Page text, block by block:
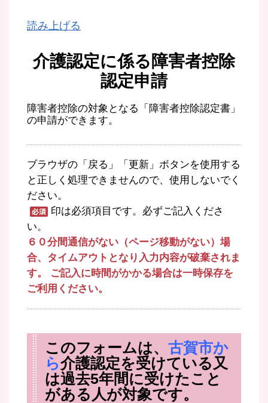
読み上げる
介護認定に係る障害者控除
認定申請
障害者控除の対象となる「障害者控除認定書」
の申請ができます。
ブラウザの「戻る」「更新」ボタンを使用する
と正しく処理できませんので、使用しないでく
ださい。
印は必須項目です。必ずご記入くださ
い。
６０分間通信がない（ページ移動がない）場
合、タイムアウトとなり入力内容が破棄されま
す。 ご記入に時間がかかる場合は一時保存を
ご利用ください。
このフォームは、 古賀市か
ら介護認定を受けている又
は過去5年間に受けたこと
がある人が対象です。